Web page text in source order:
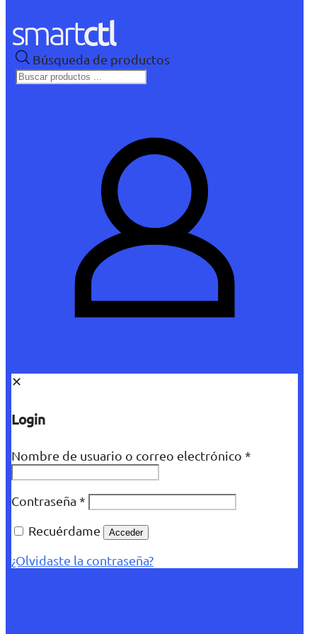
Búsqueda de productos
✕
Login
Nombre de usuario o correo electrónico *
Contraseña *
Recuérdame
Acceder
¿Olvidaste la contraseña?